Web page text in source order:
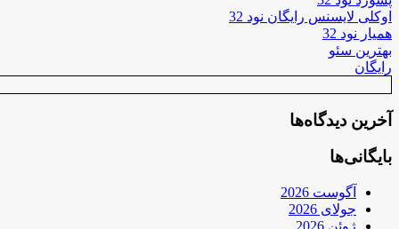
اوکلی لایسنس رایگان نود 32
همیار نود 32
بهترین سئو
رایگان
آخرین دیدگاه‌ها
بایگانی‌ها
آگوست 2026
جولای 2026
ژوئن 2026